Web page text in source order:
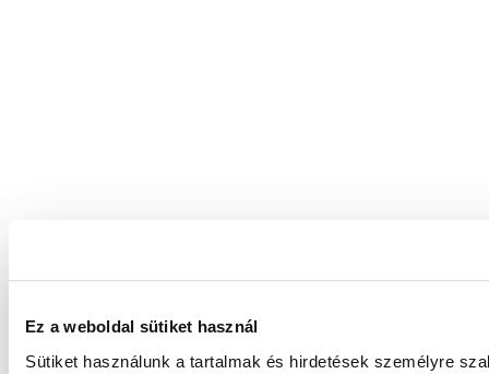
Ez a weboldal sütiket használ
Sütiket használunk a tartalmak és hirdetések személyre